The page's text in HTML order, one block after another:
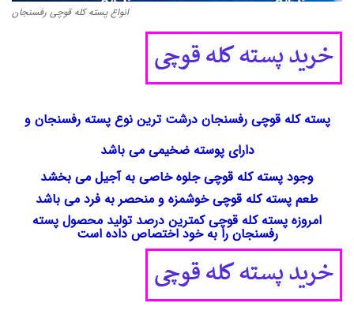
انواع پسته کله قوچی رفسنجان
پسته کله قوچی رفسنجان درشت ترین نوع پسته رفسنجان و
دارای پوسته ضخیمی می باشد
وجود پسته کله قوچی جلوه خاصی به آجیل می بخشد
طعم پسته کله قوچی خوشمزه و منحصر به فرد می باشد
امروزه پسته کله قوچی کمترین درصد تولید محصول پسته
رفسنجان را به خود اختصاص داده است